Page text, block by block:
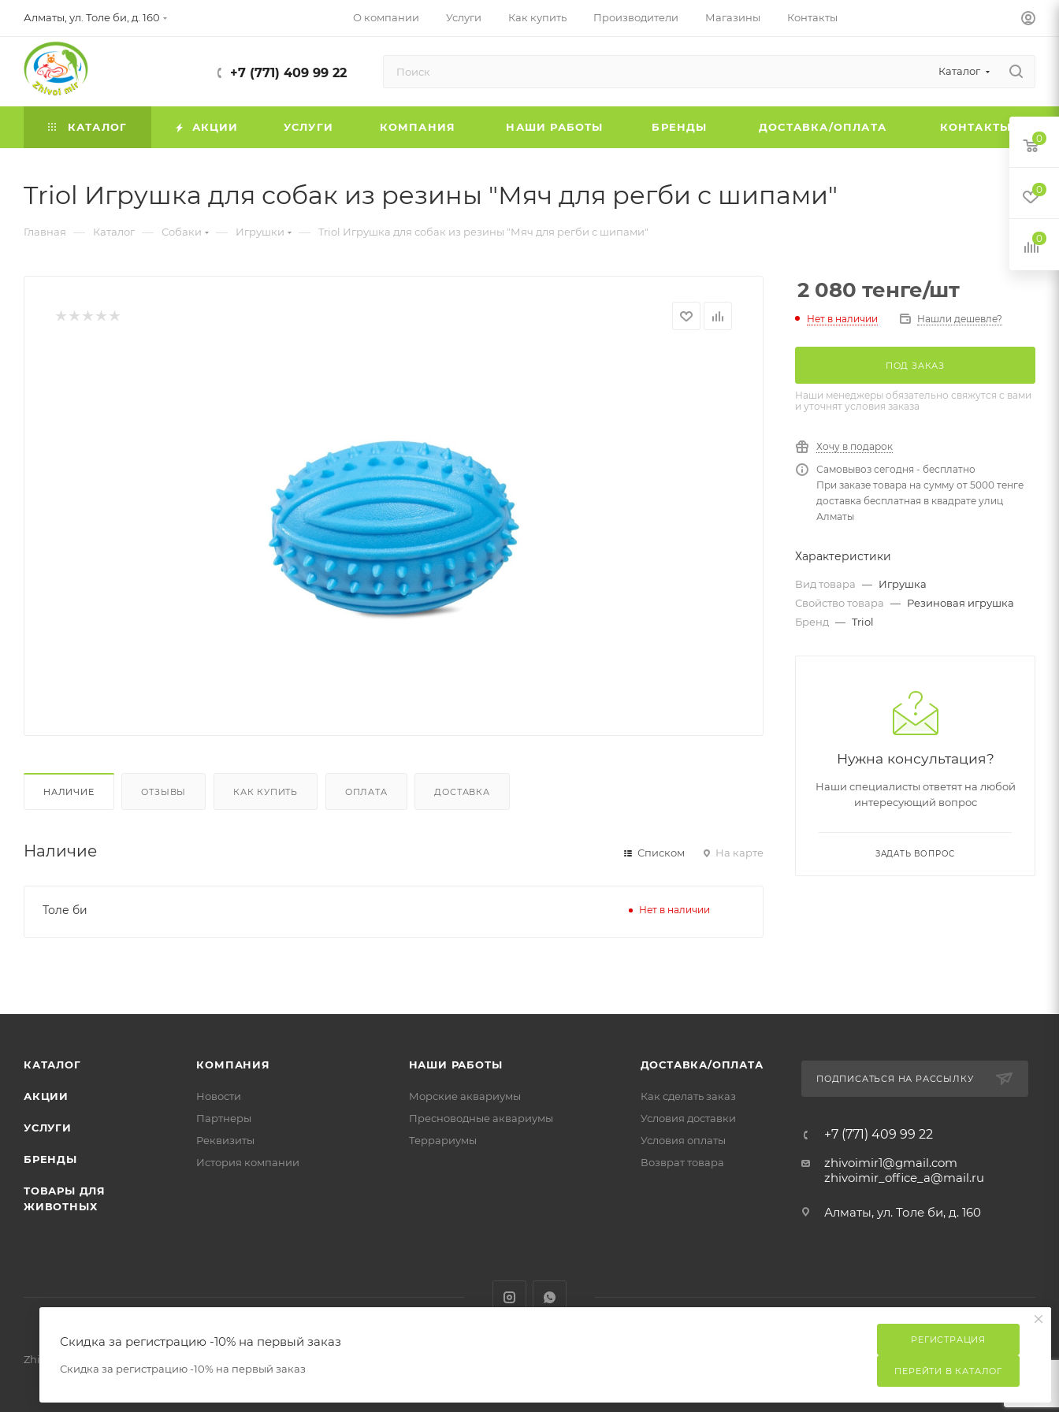
Алматы, ул. Толе би, д. 160 О компании Услуги Как купить Производители Магазины Контакты
+7 (771) 409 99 22 Каталог
КАТАЛОГ АКЦИИ УСЛУГИ КОМПАНИЯ НАШИ РАБОТЫ БРЕНДЫ ДОСТАВКА/ОПЛАТА КОНТАКТЫ
Triol Игрушка для собак из резины "Мяч для регби с шипами"
Главная — Каталог — Собаки — Игрушки — Triol Игрушка для собак из резины "Мяч для регби с шипами"
НАЛИЧИЕ ОТЗЫВЫ КАК КУПИТЬ ОПЛАТА ДОСТАВКА
Наличие Списком На карте
Толе би Нет в наличии
2 080 тенге/шт
Нет в наличии Нашли дешевле?
ПОД ЗАКАЗ
Наши менеджеры обязательно свяжутся с вами
и уточнят условия заказа
Хочу в подарок
Самовывоз сегодня - бесплатно
При заказе товара на сумму от 5000 тенге
доставка бесплатная в квадрате улиц
Алматы
Характеристики
Вид товара — Игрушка
Свойство товара — Резиновая игрушка
Бренд — Triol
Нужна консультация?
Наши специалисты ответят на любой
интересующий вопрос
ЗАДАТЬ ВОПРОС
КАТАЛОГ
АКЦИИ
УСЛУГИ
БРЕНДЫ
ТОВАРЫ ДЛЯ
ЖИВОТНЫХ
КОМПАНИЯ
Новости
Партнеры
Реквизиты
История компании
НАШИ РАБОТЫ
Морские аквариумы
Пресноводные аквариумы
Террариумы
ДОСТАВКА/ОПЛАТА
Как сделать заказ
Условия доставки
Условия оплаты
Возврат товара
ПОДПИСАТЬСЯ НА РАССЫЛКУ
+7 (771) 409 99 22
zhivoimir1@gmail.com
zhivoimir_office_a@mail.ru
Алматы, ул. Толе би, д. 160
Zhivoimir.kz 2026 © – Интернет-зоомагазин для питомцев и животных с доставкой товаров по Алматы и Казахстану
0
0
0
Скидка за регистрацию -10% на первый заказ
Скидка за регистрацию -10% на первый заказ
РЕГИСТРАЦИЯ
ПЕРЕЙТИ В КАТАЛОГ